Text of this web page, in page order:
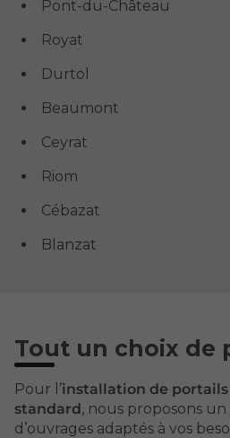
Pont-du-Château
Royat
Durtol
Beaumont
Ceyrat
Riom
Cébazat
Blanzat
Tout un choix de
Pour l’installation de portails
standard, nous proposons un
d’ouvrages adaptés à vos